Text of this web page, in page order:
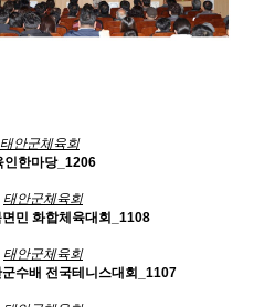
태안군체육회
인한마당_1206
태안군체육회
민 화합체육대회_1108
태안군체육회
수배 전국테니스대회_1107